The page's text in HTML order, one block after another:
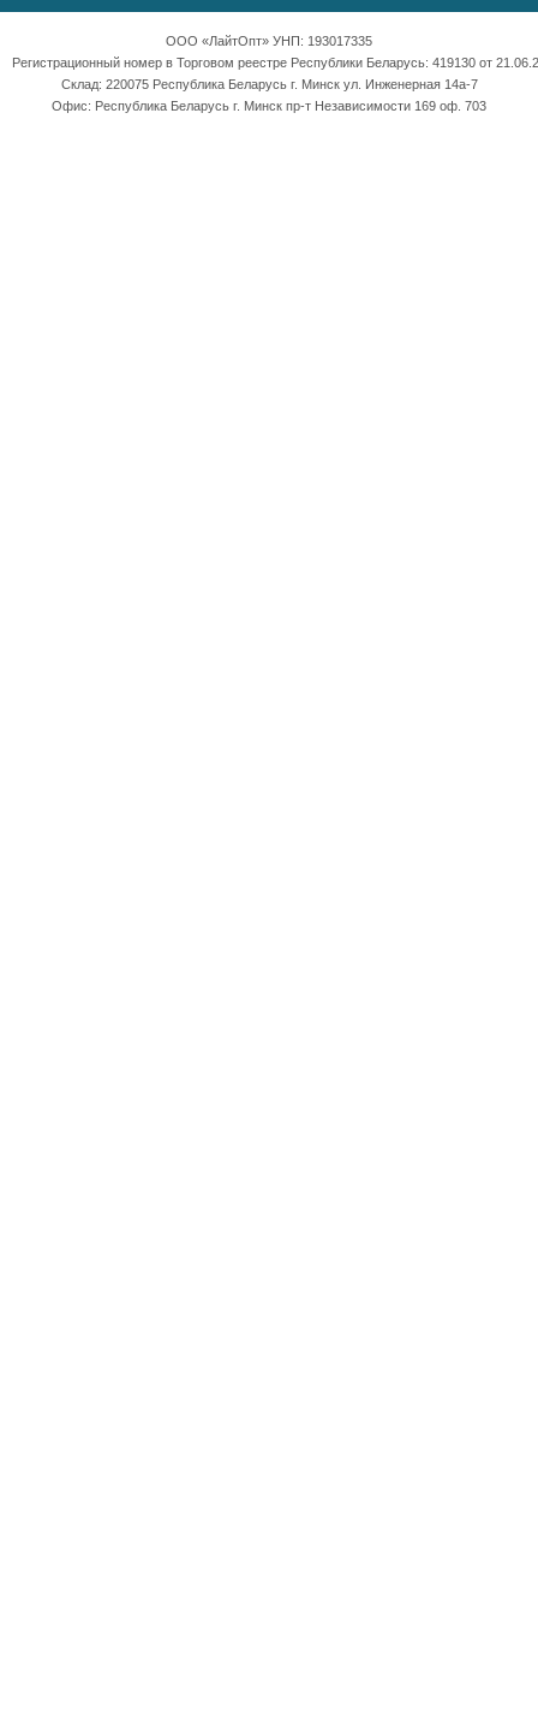
ООО «ЛайтОпт» УНП: 193017335
Регистрационный номер в Торговом реестре Республики Беларусь: 419130 от
Склад: 220075 Республика Беларусь г. Минск ул. Инженерная 14а-7
Офис: Республика Беларусь г. Минск пр-т Независимости 169 оф. 703